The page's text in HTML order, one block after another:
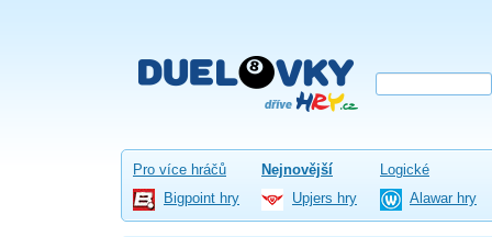
Pro více hráčů Nejnovější
Logické
Bigpoint hry
Upjers hry Alawar hry